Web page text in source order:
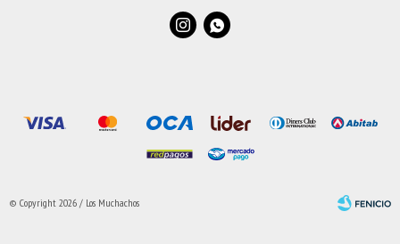
 
© Copyright 2026 / Los Muchachos